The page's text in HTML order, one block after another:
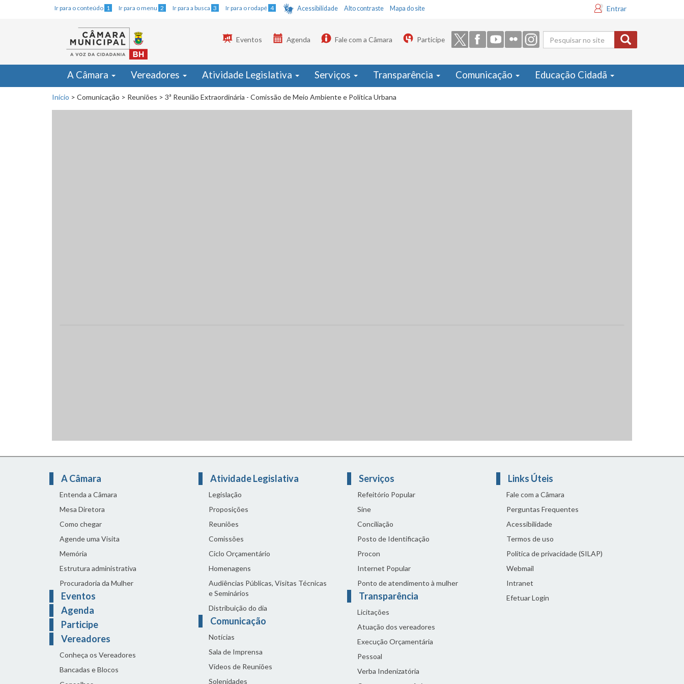
Ir para o conteúdo 1 Ir para o menu 2 Ir para a busca 3 Ir para o rodapé 4 Acessibilidade Alto contraste Mapa do site Entrar
Formulário
de busca
Eventos Agenda Fale com a Câmara Participe
A Câmara Vereadores Atividade Legislativa Serviços Transparência Comunicação Educação Cidadã
Início > Comunicação > Reuniões > 3ª Reunião Extraordinária - Comissão de Meio Ambiente e Política Urbana
A Câmara
Entenda a Câmara
Mesa Diretora
Como chegar
Agende uma Visita
Memória
Estrutura administrativa
Procuradoria da Mulher
Eventos
Agenda
Participe
Vereadores
Conheça os Vereadores
Bancadas e Blocos
Atividade Legislativa
Legislação
Proposições
Reuniões
Comissões
Ciclo Orçamentário
Homenagens
Audiências Públicas, Visitas Técnicas
e Seminários
Distribuição do dia
Comunicação
Notícias
Sala de Imprensa
Vídeos de Reuniões
Solenidades
Serviços
Refeitório Popular
Sine
Conciliação
Posto de Identificação
Procon
Internet Popular
Ponto de atendimento à mulher
Transparência
Licitações
Atuação dos vereadores
Execução Orçamentária
Pessoal
Verba Indenizatória
Links Úteis
Fale com a Câmara
Perguntas Frequentes
Acessibilidade
Termos de uso
Política de privacidade (SILAP)
Webmail
Intranet
Efetuar Login